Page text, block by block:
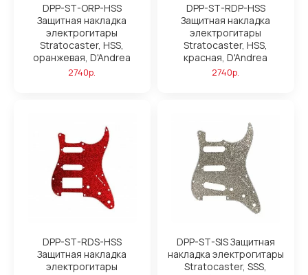
DPP-ST-ORP-HSS
Защитная накладка
электрогитары
Stratocaster, HSS,
оранжевая, D'Andrea
2740р.
DPP-ST-RDP-HSS
Защитная накладка
электрогитары
Stratocaster, HSS,
красная, D'Andrea
2740р.
DPP-ST-RDS-HSS
Защитная накладка
электрогитары
DPP-ST-SIS Защитная
накладка электрогитары
Stratocaster, SSS,